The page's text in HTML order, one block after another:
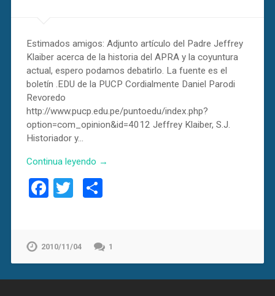
Estimados amigos: Adjunto artículo del Padre Jeffrey
Klaiber acerca de la historia del APRA y la coyuntura
actual, espero podamos debatirlo. La fuente es el
boletín .EDU de la PUCP Cordialmente Daniel Parodi
Revoredo
http://www.pucp.edu.pe/puntoedu/index.php?
option=com_opinion&id=4012 Jeffrey Klaiber, S.J.
Historiador y…
Continua leyendo →
Facebook
Twitter
2010/11/04 1